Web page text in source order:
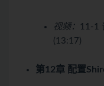
视频：
11-1
(13:17)
第12章 配置